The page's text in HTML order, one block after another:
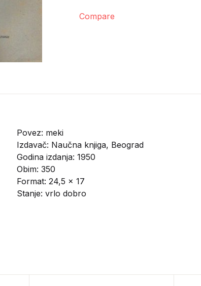
Compare
Povez: meki
Izdavač: Naučna knjiga, Beograd
Godina izdanja: 1950
Obim: 350
Format: 24,5 x 17
Stanje: vrlo dobro